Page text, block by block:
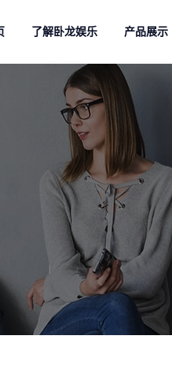
了解卧龙娱乐 产品展示